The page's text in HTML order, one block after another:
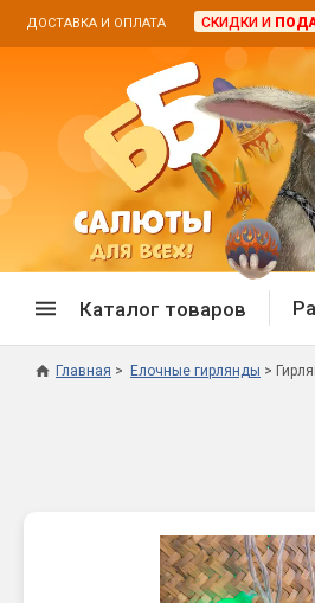
ДОСТАВКА И ОПЛАТА СКИДКИ И
Каталог товаров
Новинки 2025/26
Главная Елочные гирлянды